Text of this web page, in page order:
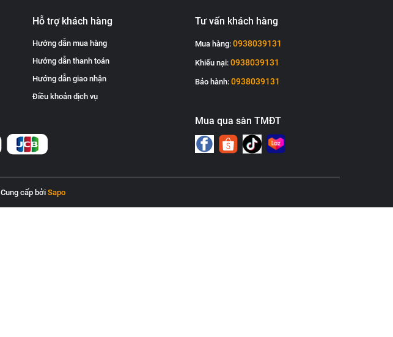
Hỗ trợ khách hàng
Hướng dẫn mua hàng
Hướng dẫn thanh toán
Hướng dẫn giao nhận
Điều khoản dịch vụ
Tư vấn khách hàng
Mua hàng:0938039131
Khiếu nại:0938039131
Bảo hành:0938039131
Mua qua sàn TMĐT
Cung cấp bởi Sapo